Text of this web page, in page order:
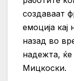
создаваат
емоција кај
назад во
надежта,
Мицкоски.